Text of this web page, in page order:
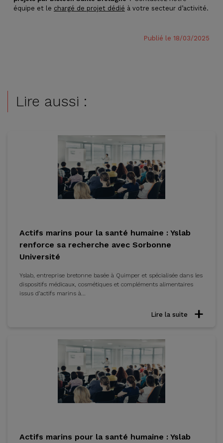
équipe et le chargé de projet dédié à votre secteur d’activité.
Publié le 18/03/2025
Lire aussi :
Actifs marins pour la santé humaine : Yslab
renforce sa recherche avec Sorbonne
Université
Yslab, entreprise bretonne basée à Quimper et spécialisée dans les
dispositifs médicaux, cosmétiques et compléments alimentaires
issus d’actifs marins à...
Lire la suite
Actifs marins pour la santé humaine : Yslab